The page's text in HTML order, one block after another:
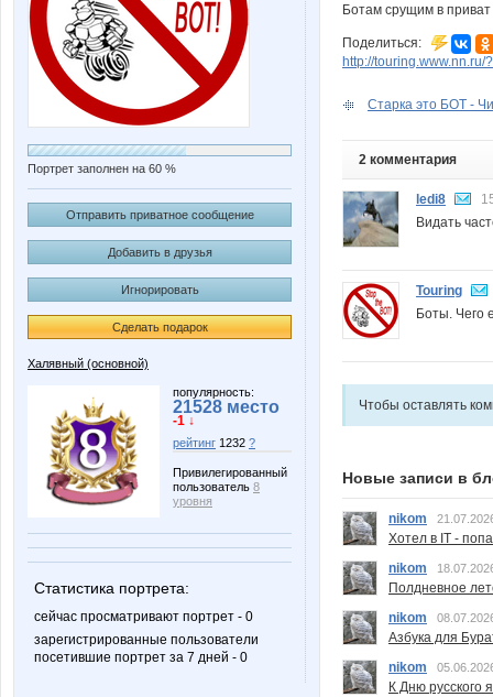
Портрет заполнен на 60 %
Отправить приватное сообщение
Добавить в друзья
Игнорировать
Сделать подарок
Халявный (основной)
популярность:
21528 место
-1 ↓
рейтинг 1232 ?
Привилегированный
пользователь 8
уровня
Статистика портрета:
сейчас просматривают портрет - 0
зарегистрированные пользователи
посетившие портрет за 7 дней - 0
Ботам срущим в
Поделиться:
http://touring.www.nn.ru/
Старка это БОТ -
2 комментария
ledi8
Видать
Touring
Боты. Чего
Чтобы оставлять
Новые записи в
nikom
Хотел в IT -
nikom
Полдневное
nikom
Азбука для
nikom
К Дню русского